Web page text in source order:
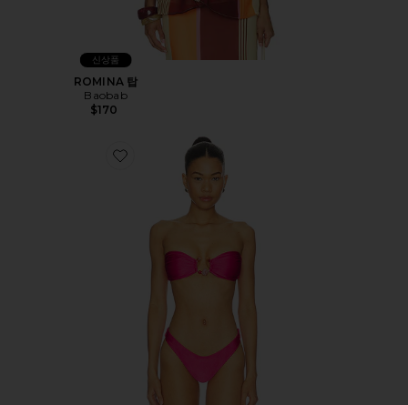
신상품
ROMINA 탑
Baobab
$170
Favorite NALA BIKINI 수영복